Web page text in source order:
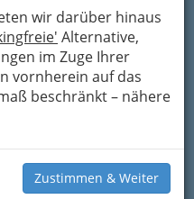
wir darüber hinaus
Alternative,
im Zuge Ihrer
vornherein auf das
beschränkt – nähere
Zustimmen & Weiter
die Copyright-
vor allem auch die
lesen). Bei
können Sie die
erhalten – ein
hoffentlich eh
eine Bedingung